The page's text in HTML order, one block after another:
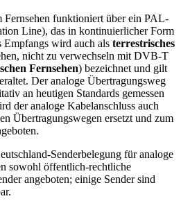
Fernsehen funktioniert über ein PAL-
Line), das in kontinuierlicher Form
Empfangs wird auch als terrestrisches
nicht zu verwechseln mit DVB-T
Fernsehen) bezeichnet und gilt
Der analoge Übertragungsweg
an heutigen Standards gemessen
der analoge Kabelanschluss auch
Übertragungswegen ersetzt und zum
Senderbelegung für analoge
sowohl öffentlich-rechtliche
angeboten; einige Sender sind